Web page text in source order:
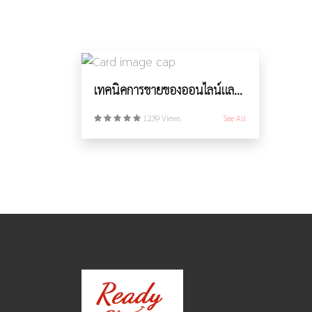
เทคนิคการขายของออนไลน์และโพสสมัครงานใน Facebook Market Place
1239 Views See All